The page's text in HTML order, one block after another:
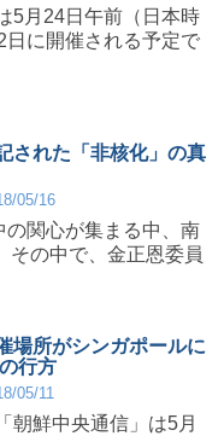
5月24日午前（日本時
日に開催される予定で
された「非核化」の真
05/16
関心が集まる中、南
その中で、金正恩委員
場所がシンガポールに
行方
05/11
鮮中央通信」は5月